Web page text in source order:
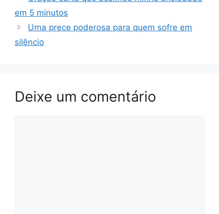
em 5 minutos
Uma prece poderosa para quem sofre em
silêncio
Deixe um comentário